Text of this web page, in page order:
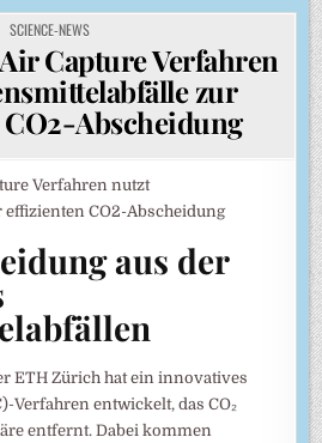
POSTED
IN
SCIENCE-NEWS
Capture Verfahren
zur
Abscheidung
aus der
ETH Zürich hat ein innovatives
Verfahren entwickelt, das CO₂
entfernt. Dabei kommen